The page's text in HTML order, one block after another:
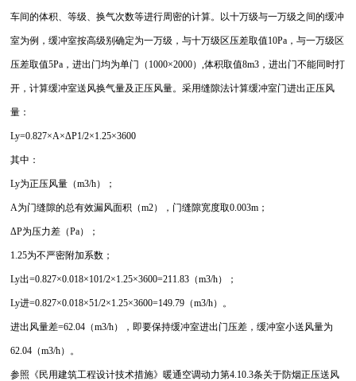
车间的体积、等级、换气次数等进行周密的计算。以十万级与一万级之间的缓冲
室为例，缓冲室按高级别确定为一万级，与十万级区压差取值10Pa，与一万级区
压差取值5Pa，进出门均为单门（1000×2000）,体积取值8m3，进出门不能同时打
开，计算缓冲室送风换气量及正压风量。采用缝隙法计算缓冲室门进出正压风
量：
Ly=0.827×A×ΔP1/2×1.25×3600
其中：
Ly为正压风量（m3/h）；
A为门缝隙的总有效漏风面积（m2），门缝隙宽度取0.003m；
ΔP为压力差（Pa）；
1.25为不严密附加系数；
Ly出=0.827×0.018×101/2×1.25×3600=211.83（m3/h）；
Ly进=0.827×0.018×51/2×1.25×3600=149.79（m3/h）。
进出风量差=62.04（m3/h），即要保持缓冲室进出门压差，缓冲室小送风量为
62.04（m3/h）。
参照《民用建筑工程设计技术措施》暖通空调动力第4.10.3条关于防烟正压送风